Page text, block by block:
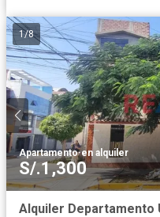
1/8
Apartamento·en alquiler
S/.1,300